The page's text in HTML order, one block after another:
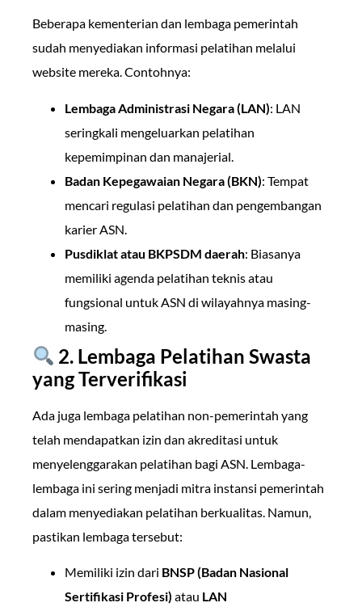
Beberapa kementerian dan lembaga pemerintah
sudah menyediakan informasi pelatihan melalui
website mereka. Contohnya:
Lembaga Administrasi Negara (LAN): LAN
seringkali mengeluarkan pelatihan
kepemimpinan dan manajerial.
Badan Kepegawaian Negara (BKN): Tempat
mencari regulasi pelatihan dan pengembangan
karier ASN.
Pusdiklat atau BKPSDM daerah: Biasanya
memiliki agenda pelatihan teknis atau
fungsional untuk ASN di wilayahnya masing-
masing.
2. Lembaga Pelatihan Swasta
yang Terverifikasi
Ada juga lembaga pelatihan non-pemerintah yang
telah mendapatkan izin dan akreditasi untuk
menyelenggarakan pelatihan bagi ASN. Lembaga-
lembaga ini sering menjadi mitra instansi pemerintah
dalam menyediakan pelatihan berkualitas. Namun,
pastikan lembaga tersebut:
Memiliki izin dari BNSP (Badan Nasional
Sertifikasi Profesi) atau LAN